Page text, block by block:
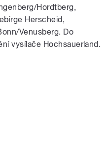
Hordtberg,
Herscheid,
Venusberg. Do
vysílače Hochsauerland.